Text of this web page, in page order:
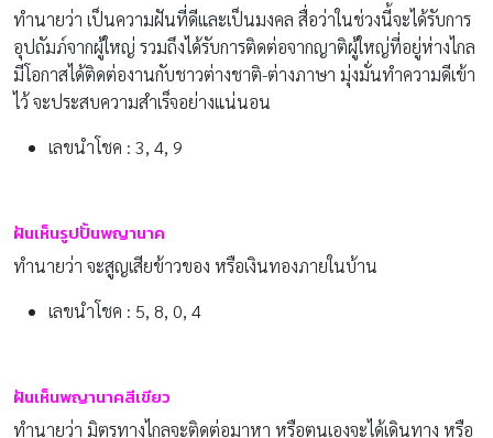
ทำนายว่า เป็นความฝันที่ดีและเป็นมงคล สื่อว่าในช่วงนี้จะได้รับการ
อุปถัมภ์จากผู้ใหญ่ รวมถึงได้รับการติดต่อจากญาติผู้ใหญ่ที่อยู่ห่างไกล
มีโอกาสได้ติดต่องานกับชาวต่างชาติ-ต่างภาษา มุ่งมั่นทำความดีเข้า
ไว้ จะประสบความสำเร็จอย่างแน่นอน
เลขนำโชค : 3, 4, 9
ฝันเห็นรูปปั้นพญานาค
ทำนายว่า จะสูญเสียข้าวของ หรือเงินทองภายในบ้าน
เลขนำโชค : 5, 8, 0, 4
ฝันเห็นพญานาคสีเขียว
ทำนายว่า มิตรทางไกลจะติดต่อมาหา หรือตนเองจะได้เดินทาง หรือ